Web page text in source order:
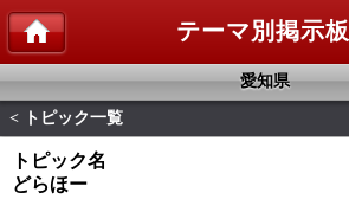
テーマ別掲示板
愛知県
< トピック一覧
トピック名
どらほー